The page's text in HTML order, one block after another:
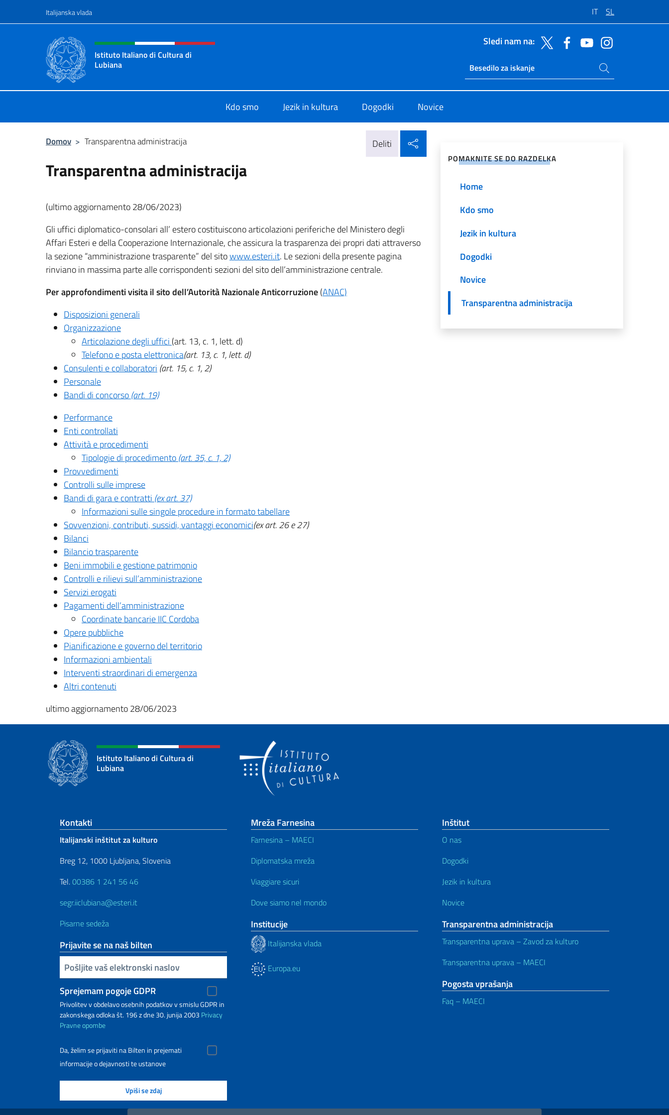
Italijanska vlada IT SL
Glava spletnega mesta, družbeni mediji in meni
Istituto Italiano di Cultura di
Lubiana
Sledi nam na:
Ricerca sito live
Iskanje na spletnem mestu
Kdo smo Jezik in kultura Dogodki Novice
Domov > Transparentna administracija Deliti
Transparentna administracija
(ultimo aggiornamento 28/06/2023)
Gli uffici diplomatico-consolari all’ estero costituiscono articolazioni periferiche del Ministero degli
Affari Esteri e della Cooperazione Internazionale, che assicura la trasparenza dei propri dati attraverso
la sezione “amministrazione trasparente” del sitowww.esteri.it. Le sezioni della presente pagina
rinviano in massima parte alle corrispondenti sezioni del sito dell’amministrazione centrale.
Per approfondimenti visita il sito dell’Autorità Nazionale Anticorruzione(ANAC)
Disposizioni generali
Organizzazione
Articolazione degli uffici (art. 13, c. 1, lett. d)
Telefono e posta elettronica(art. 13, c. 1, lett. d)
Consulenti e collaboratori (art. 15, c. 1, 2)
Personale
Bandi di concorso(art. 19)
Performance
Enti controllati
Attività e procedimenti
Tipologie di procedimento(art. 35, c. 1, 2)
Provvedimenti
Controlli sulle imprese
Bandi di gara e contratti (ex art. 37)
Informazioni sulle singole procedure in formato tabellare
Sovvenzioni, contributi, sussidi, vantaggi economici(ex art. 26 e 27)
Bilanci
Bilancio trasparente
Beni immobili e gestione patrimonio
Controlli e rilievi sull’amministrazione
Servizi erogati
Pagamenti dell’amministrazione
Coordinate bancarie IIC Cordoba
Opere pubbliche
Pianificazione e governo del territorio
Informazioni ambientali
Interventi straordinari di emergenza
Altri contenuti
ultimo aggiornamento 28/06/2023
POMAKNITE SE DO RAZDELKA
Home
Kdo smo
Jezik in kultura
Dogodki
Novice
Transparentna administracija
Istituto Italiano di Cultura di
Lubiana
Footer section
Kontakti
Italijanski inštitut za kulturo
Breg 12, 1000 Ljubljana, Slovenia
Tel.00386 1 241 56 46
segr.iiclubiana@esteri.it
Pisarne sedeža
Prijavite se na naš bilten
Inserisci la tua email
Sprejemam pogoje GDPR
Privolitev v obdelavo osebnih podatkov v smislu GDPR in
zakonskega odloka št. 196 z dne 30. junija 2003 Privacy
Pravne opombe
Da, želim se prijaviti na Bilten in prejemati
informacije o dejavnosti te ustanove
Mreža Farnesina
Farnesina – MAECI
Diplomatska mreža
Viaggiare sicuri
Dove siamo nel mondo
Institucije
Italijanska vlada
Europa.eu
Inštitut
O nas
Dogodki
Jezik in kultura
Novice
Transparentna administracija
Transparentna uprava – Zavod za kulturo
Transparentna uprava – MAECI
Pogosta vprašanja
Faq – MAECI